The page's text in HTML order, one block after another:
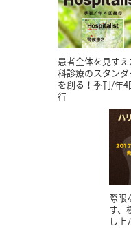
患者全体を見すえ
科診療のスタンダ
を創る！季刊/年4
行
際限
す、
し上